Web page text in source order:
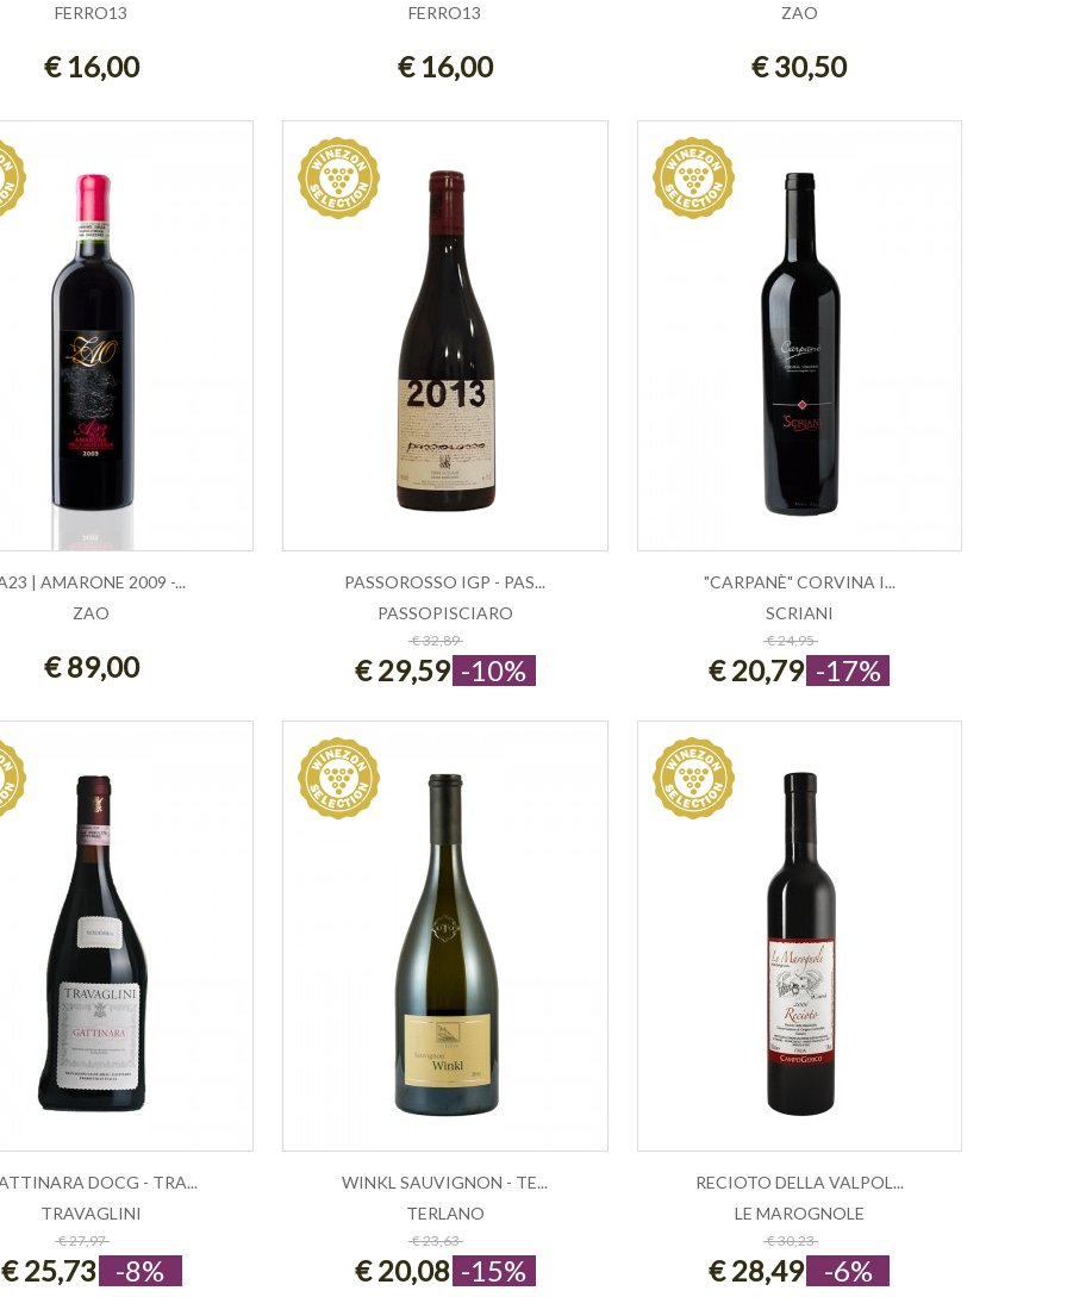
AL CARRELLO
FERRO13
€ 16,00
ESAURITO
FERRO13
€ 16,00
AGGIUNGI AL CARRELLO
ZAO
€ 30,50
AL CARRELLO
| AMARONE 2009 -...
ZAO
€ 89,00
ESAURITO
PASSOROSSO IGP - PAS...
PASSOPISCIARO
€ 32,89
€ 29,59 -10%
ESAURITO
"CARPANÈ" CORVINA I...
SCRIANI
€ 24,95
€ 20,79 -17%
ESAURITO
DOCG - TRA...
TRAVAGLINI
€ 27,97
€ 25,73 -8%
ESAURITO
WINKL SAUVIGNON - TE...
TERLANO
€ 23,63
€ 20,08 -15%
ESAURITO
RECIOTO DELLA VALPOL...
LE MAROGNOLE
€ 30,23
€ 28,49 -6%